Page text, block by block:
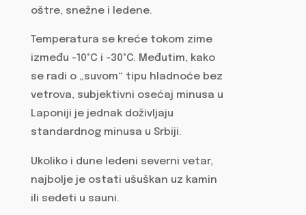
oštre, snežne i ledene.
Temperatura se kreće tokom zime
između -10°C i -30°C. Međutim, kako
se radi o „suvom“ tipu hladnoće bez
vetrova, subjektivni osećaj minusa u
Laponiji je jednak doživljaju
standardnog minusa u Srbiji.
Ukoliko i dune ledeni severni vetar,
najbolje je ostati ušuškan uz kamin
ili sedeti u sauni.